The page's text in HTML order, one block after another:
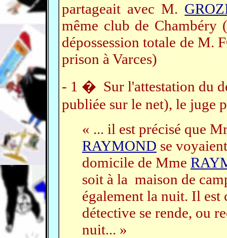
partageait avec M.
même club de Chambéry (
dépossession totale de M.
prison à Varces)
- 1 � Sur l'attestation du
publiée sur le net), le juge
« ... il est précisé que
RAYMOND se
domicile de Mme
soit à la maison de
également la nuit. Il
détective se rende, ou
nuit... »